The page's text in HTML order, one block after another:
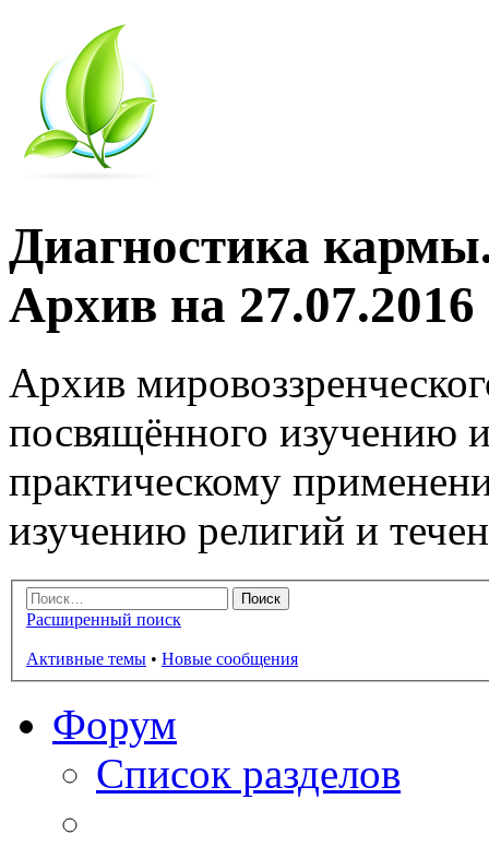
Диагностика
Архив на 27.07.2016
Архив
посвящённого изучению
практическому
изучению религий и
Расширенный поиск
Активные темы • Новые сообщения
Форум
Список разделов